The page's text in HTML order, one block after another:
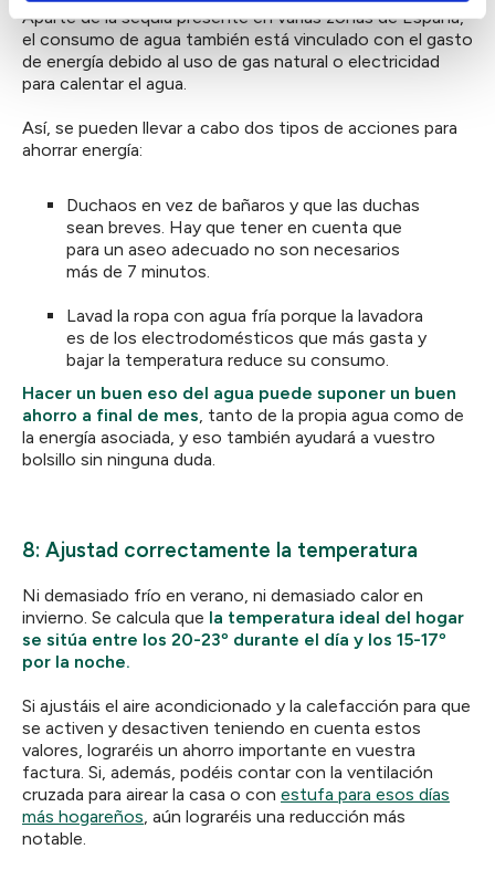
Aparte de la sequía presente en varias zonas de España,
el consumo de agua también está vinculado con el gasto
de energía debido al uso de gas natural o electricidad
para calentar el agua.
Así, se pueden llevar a cabo dos tipos de acciones para
ahorrar energía:
Duchaos en vez de bañaros y que las duchas
sean breves. Hay que tener en cuenta que
para un aseo adecuado no son necesarios
más de 7 minutos.
Lavad la ropa con agua fría porque la lavadora
es de los electrodomésticos que más gasta y
bajar la temperatura reduce su consumo.
Hacer un buen eso del agua puede suponer un buen
ahorro a final de mes, tanto de la propia agua como de
la energía asociada, y eso también ayudará a vuestro
bolsillo sin ninguna duda.
8: Ajustad correctamente la temperatura
Ni demasiado frío en verano, ni demasiado calor en
invierno. Se calcula que la temperatura ideal del hogar
se sitúa entre los 20-23º durante el día y los 15-17º
por la noche.
Si ajustáis el aire acondicionado y la calefacción para que
se activen y desactiven teniendo en cuenta estos
valores, lograréis un ahorro importante en vuestra
factura. Si, además, podéis contar con la ventilación
cruzada para airear la casa o con estufa para esos días
más hogareños, aún lograréis una reducción más
notable.